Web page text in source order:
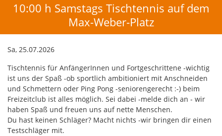
10:00 h Samstags Tischtennis auf dem
Max-Weber-Platz
Sa, 25.07.2026
Tischtennis für AnfängerInnen und Fortgeschrittene -wichtig
ist uns der Spaß -ob sportlich ambitioniert mit Anschneiden
und Schmettern oder Ping Pong -seniorengerecht :-) beim
Freizeitclub ist alles möglich. Sei dabei -melde dich an - wir
haben Spaß und freuen uns auf nette Menschen.
Du hast keinen Schläger? Macht nichts -wir bringen dir einen
Testschläger mit.